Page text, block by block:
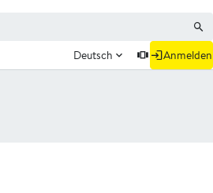
Deutsch Anmelden